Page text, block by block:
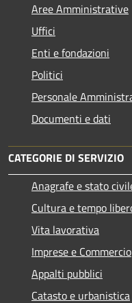
Aree Amministrative
Uffici
Enti e fondazioni
Politici
Personale
Documenti e dati
CATEGORIE DI SERVIZIO
Anagrafe e stato
Cultura e tempo
Vita lavorativa
Imprese e Commercio
Appalti pubblici
Catasto e urbanistica